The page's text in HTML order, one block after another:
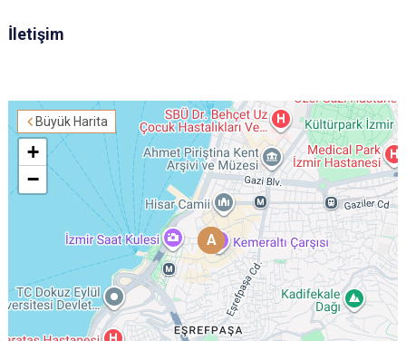
İletişim
Büyük Harita
A
A
+
−